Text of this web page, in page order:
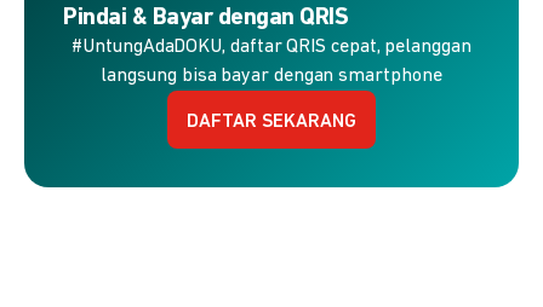
Pindai & Bayar dengan QRIS
#UntungAdaDOKU, daftar QRIS cepat, pelanggan
langsung bisa bayar dengan smartphone
DAFTAR SEKARANG